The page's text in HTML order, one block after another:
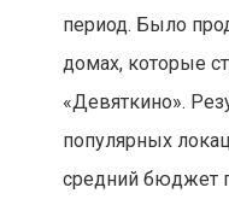
период. Было
домах, которые
«Девяткино».
популярных
средний бюджет